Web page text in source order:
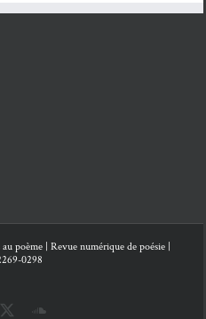
poème | Revue numérique de poésie |
0298
SoundCloud